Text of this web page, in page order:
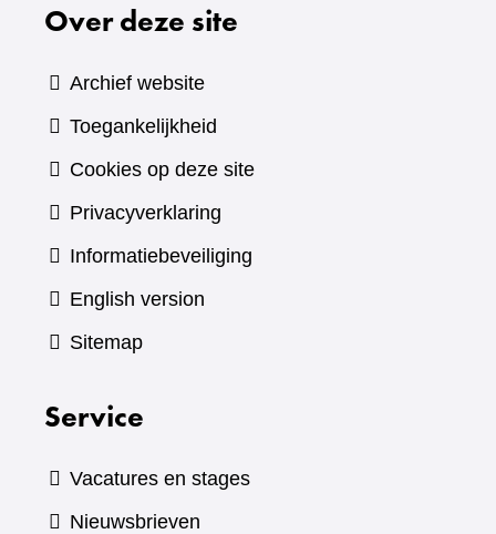
Over deze site
Archief website
Toegankelijkheid
Cookies op deze site
Privacyverklaring
Informatiebeveiliging
English version
Sitemap
Service
Vacatures en stages
Nieuwsbrieven